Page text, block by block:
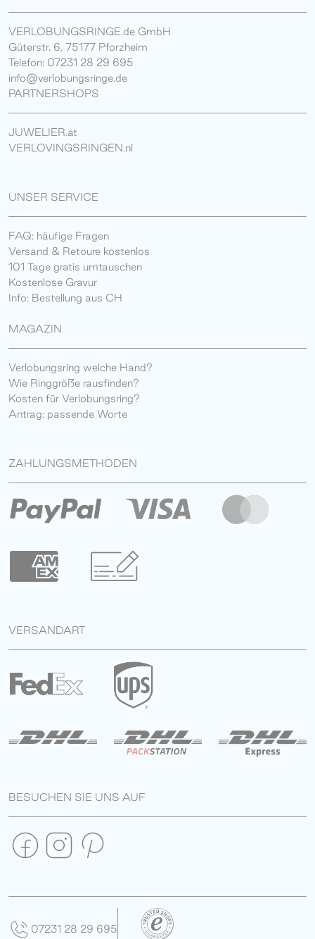
VERLOBUNGSRINGE.de GmbH
Güterstr. 6, 75177 Pforzheim
Telefon: 07231 28 29 695
info@verlobungsringe.de
PARTNERSHOPS
JUWELIER.at
VERLOVINGSRINGEN.nl
UNSER SERVICE
FAQ: häufige Fragen
Versand & Retoure kostenlos
101 Tage gratis umtauschen
Kostenlose Gravur
Info: Bestellung aus CH
MAGAZIN
Verlobungsring welche Hand?
Wie Ringgröße rausfinden?
Kosten für Verlobungsring?
Antrag: passende Worte
ZAHLUNGSMETHODEN
VERSANDART
BESUCHEN SIE UNS AUF
07231 28 29 695